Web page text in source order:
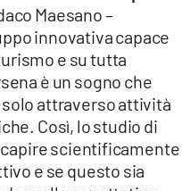
Maesano –
innovativa capace
e su tutta
è un sogno che
attraverso attività
Così, lo studio di
scientificamente
e se questo sia